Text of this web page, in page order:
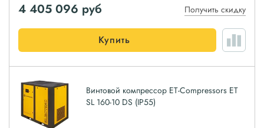
4 405 096 руб Получить скидку
Купить
Винтовой компрессор ET-Compressors ET
SL 160-10 DS (IP55)